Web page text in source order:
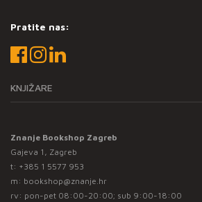
Pratite nas:
KNJIŽARE
Znanje Bookshop Zagreb
Gajeva 1, Zagreb
t: +385 1 5577 953
m: bookshop@znanje.hr
rv: pon-pet 08:00-20:00; sub 9:00-18:00